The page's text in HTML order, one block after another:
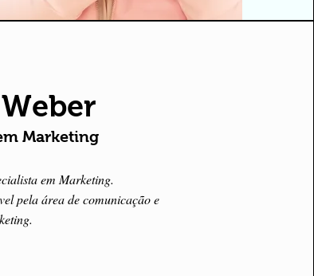
Marketing
em Marketing.
pela área de comunicação e